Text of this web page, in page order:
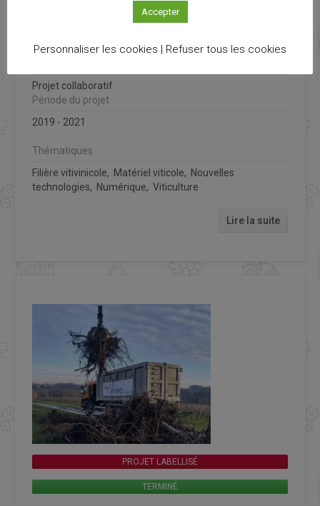
Simulateur de conduite de machine à vendanger en
Projet collaboratif
Période du projet
2019 - 2021
Thématiques
Filière vitivinicole, Matériel viticole, Nouvelles
technologies, Numérique, Viticulture
Lire la suite
PROJET LABELLISÉ
TERMINÉ
Accepter
Personnaliser les cookies | Refuser tous les cookies